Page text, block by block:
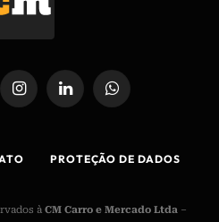
InstagramLinkedIn WhatsApp
PROTEÇÃO DE DADOS
à CM Carro e Mercado Ltda –